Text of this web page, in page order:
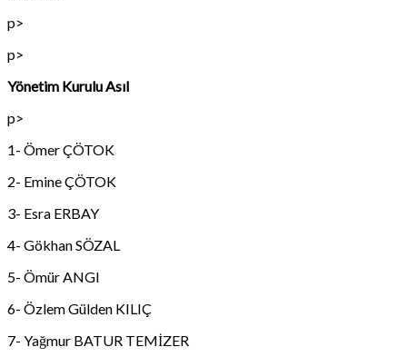
p>
p>
Yönetim Kurulu Asıl
p>
1- Ömer ÇÖTOK
2- Emine ÇÖTOK
3- Esra ERBAY
4- Gökhan SÖZAL
5- Ömür ANGI
6- Özlem Gülden KILIÇ
7- Yağmur BATUR TEMİZER